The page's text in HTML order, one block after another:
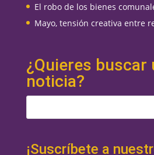
El robo de los bienes
Mayo, tensión creativa entre
¿Quieres buscar
noticia?
¡Suscríbete a